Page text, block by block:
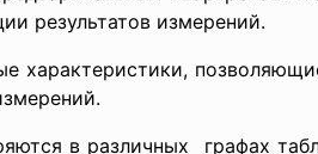
результатов измерений.
характеристики,
в различных графах